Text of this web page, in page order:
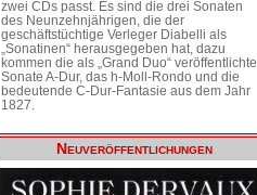
zwei CDs passt. Es sind die drei Sonaten
des Neunzehnjährigen, die der
geschäftstüchtige Verleger Diabelli als
„Sonatinen“ herausgegeben hat, dazu
kommen die als „Grand Duo“ veröffentlichte
Sonate A-Dur, das h-Moll-Rondo und die
bedeutende C-Dur-Fantasie aus dem Jahr
1827.
Neuveröffentlichungen